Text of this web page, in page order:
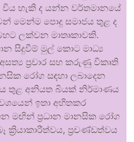
හැකි ද යන්න වර්තමානයේ
මෙන්ම පොදු සමාජය තුළ ද
ලක්වන මාතෘකාවකි.
සිදුවීම් මුල් කොට මාධ්‍ය
ප්‍රචාර සහ කරුණු විකෘති
රෝග සඳහා ලබාදෙන
තුළ අනියත බියක් නිර්මාණය
ඉතා අහිතකර
මඟින් ප්‍රධාන මානසික රෝග
ක්‍රියාකාරීත්වය, ප්‍රචණ්ඩත්වය